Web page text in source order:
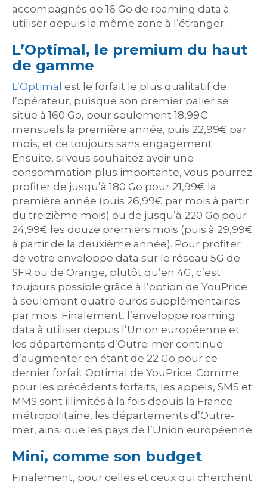
accompagnés de 16 Go de roaming data à
utiliser depuis la même zone à l’étranger.
L’Optimal, le premium du haut
de gamme
L’Optimal est le forfait le plus qualitatif de
l’opérateur, puisque son premier palier se
situe à 160 Go, pour seulement 18,99€
mensuels la première année, puis 22,99€ par
mois, et ce toujours sans engagement.
Ensuite, si vous souhaitez avoir une
consommation plus importante, vous pourrez
profiter de jusqu’à 180 Go pour 21,99€ la
première année (puis 26,99€ par mois à partir
du treizième mois) ou de jusqu’à 220 Go pour
24,99€ les douze premiers mois (puis à 29,99€
à partir de la deuxième année). Pour profiter
de votre enveloppe data sur le réseau 5G de
SFR ou de Orange, plutôt qu’en 4G, c’est
toujours possible grâce à l’option de YouPrice
à seulement quatre euros supplémentaires
par mois. Finalement, l’enveloppe roaming
data à utiliser depuis l’Union européenne et
les départements d’Outre-mer continue
d’augmenter en étant de 22 Go pour ce
dernier forfait Optimal de YouPrice. Comme
pour les précédents forfaits, les appels, SMS et
MMS sont illimités à la fois depuis la France
métropolitaine, les départements d’Outre-
mer, ainsi que les pays de l’Union européenne.
Mini, comme son budget
Finalement, pour celles et ceux qui cherchent